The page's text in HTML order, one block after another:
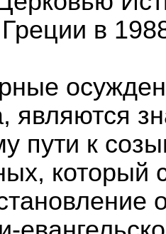
в
являются
пути к
который